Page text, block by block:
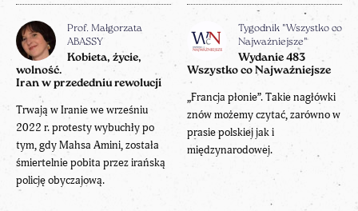
Prof. Małgorzata
ABASSY
Kobieta, życie,
wolność.
Iran w przededniu rewolucji
Trwają w Iranie we wrześniu
2022 r. protesty wybuchły po
tym, gdy Mahsa Amini, została
śmiertelnie pobita przez irańską
policję obyczajową.
Tygodnik "Wszystko co
Najważniejsze"
Wydanie 483
Wszystko co Najważniejsze
„Francja płonie”. Takie nagłówki
znów możemy czytać, zarówno w
prasie polskiej jak i
międzynarodowej.